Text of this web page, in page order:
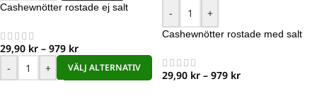
Cashewnötter rostade ej salt
29,90 kr – 979 kr
-
+ VÄLJ ALTERNATIV
- +
Cashewnötter rostade med salt
29,90 kr – 979 kr